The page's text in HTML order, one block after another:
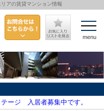
アの賃貸マンション情報
ージ 入居者募集中です。
menu